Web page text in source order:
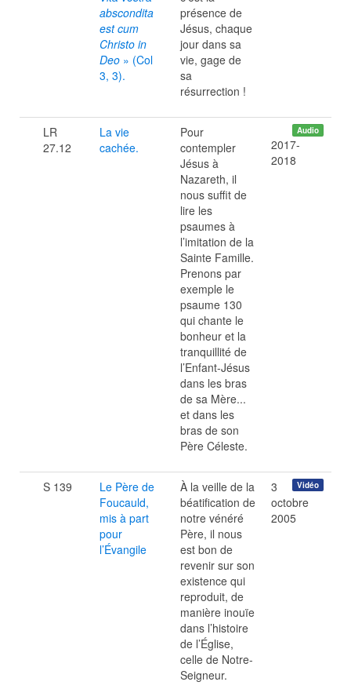
abscondita
est cum
Christo in
Deo » (Col
3, 3).
présence de
Jésus, chaque
jour dans sa
vie, gage de
sa
résurrection !
LR
27.12
La vie
cachée.
Pour
contempler
Jésus à
Nazareth, il
nous suffit de
lire les
psaumes à
l’imitation de la
Sainte Famille.
Prenons par
exemple le
psaume 130
qui chante le
bonheur et la
tranquillité de
l’Enfant-Jésus
dans les bras
de sa Mère...
et dans les
bras de son
Père Céleste.
Audio
2017-
2018
S 139
Le Père de
Foucauld,
mis à part
pour
l’Évangile
À la veille de la
béatification de
notre vénéré
Père, il nous
est bon de
revenir sur son
existence qui
reproduit, de
manière inouïe
dans l’histoire
de l’Église,
celle de Notre-
Seigneur.
Vidéo
3
octobre
2005